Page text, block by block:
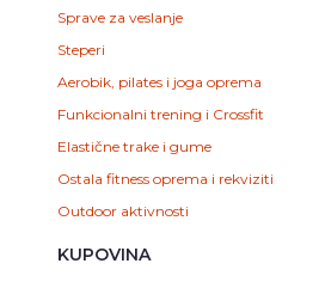
Sprave za veslanje
Steperi
Aerobik, pilates i joga oprema
Funkcionalni trening i Crossfit
Elastične trake i gume
Ostala fitness oprema i rekviziti
Outdoor aktivnosti
KUPOVINA